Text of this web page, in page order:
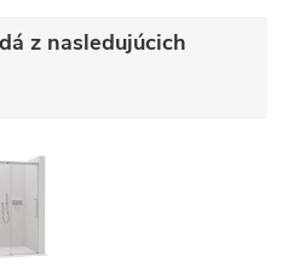
z nasledujúcich